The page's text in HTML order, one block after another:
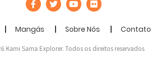
Mangás Sobre Nós Contato
Kami Sama Explorer. Todos os direitos reservados